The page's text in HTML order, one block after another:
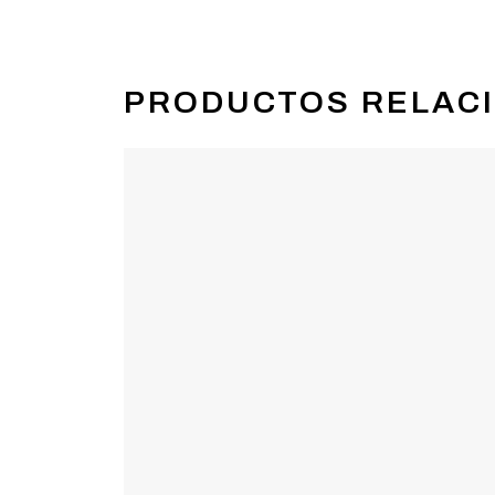
PRODUCTOS